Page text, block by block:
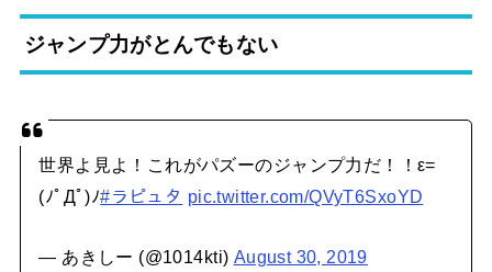
ジャンプ力がとんでもない
世界よ見よ！これがパズーのジャンプ力だ！！ε=
(ﾉﾟДﾟ)ﾉ#ラピュタ pic.twitter.com/QVyT6SxoYD
— あきしー (@1014kti) August 30, 2019